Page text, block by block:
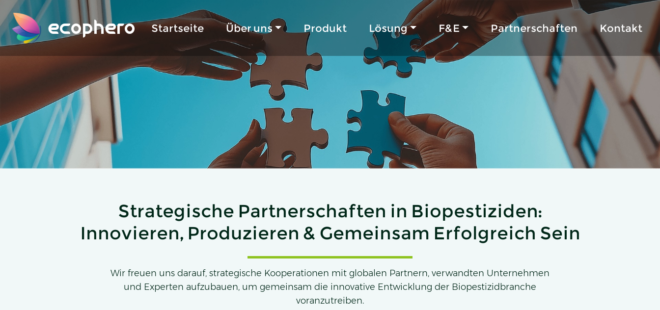
ecophero Startseite Über uns Produkt Lösung F&E Partnerschaften Kontakt
Strategische Partnerschaften in Biopestiziden:
Innovieren, Produzieren & Gemeinsam Erfolgreich Sein
Wir freuen uns darauf, strategische Kooperationen mit globalen Partnern, verwandten Unternehmen
und Experten aufzubauen, um gemeinsam die innovative Entwicklung der Biopestizidbranche
voranzutreiben.